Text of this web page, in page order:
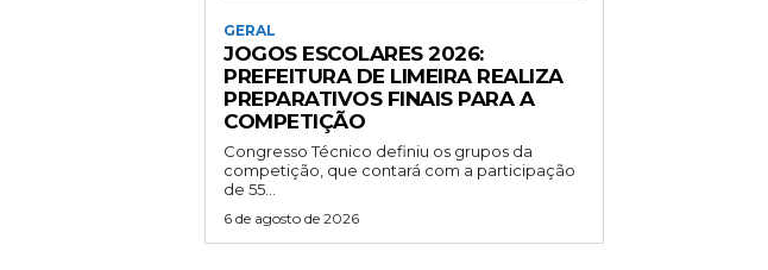
GERAL
JOGOS ESCOLARES 2026:
PREFEITURA DE LIMEIRA REALIZA
PREPARATIVOS FINAIS PARA A
COMPETIÇÃO
Congresso Técnico definiu os grupos da
competição, que contará com a participação
de 55...
6 de agosto de 2026